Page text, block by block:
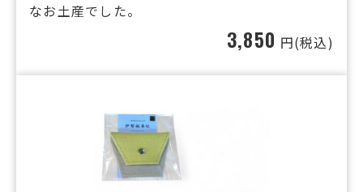
なお土産でした。
3,850 円(税込)